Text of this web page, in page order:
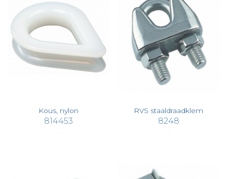
Kous, nylon
814453
RVS staaldraadklem
8248